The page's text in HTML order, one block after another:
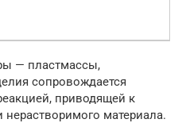
— пластмассы,
сопровождается
приводящей к
материала.